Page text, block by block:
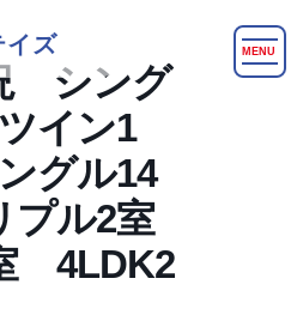
イズ MENU
シング
イン1
グル14
ル2室
4LDK2